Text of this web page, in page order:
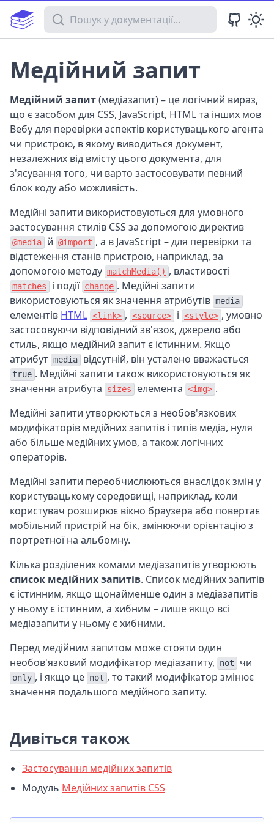
Пошук у документації
Медійний запит
Медійний запит(медіазапит) – це логічний вираз,
що є засобом для CSS, JavaScript, HTML та інших мов
Вебу для перевірки аспектів користувацького агента
чи пристрою, в якому виводиться документ,
незалежних від вмісту цього документа, для
з'ясування того, чи варто застосовувати певний
блок коду або можливість.
Медійні запити використовуються для умовного
застосування стилів CSS за допомогою директив
@media й @import , а в JavaScript – для перевірки та
відстеження станів пристрою, наприклад, за
допомогою методу matchMedia() , властивості
matches і події change . Медійні запити
використовуються як значення атрибутів media
елементів HTML <link> , <source> і <style> , умовно
застосовуючи відповідний зв'язок, джерело або
стиль, якщо медійний запит є істинним. Якщо
атрибут media відсутній, він усталено вважається
true . Медійні запити також використовуються як
значення атрибута
sizes елемента <img> .
Медійні запити утворюються з необов'язкових
модифікаторів медійних запитів і типів медіа, нуля
або більше медійних умов, а також логічних
операторів.
Медійні запити переобчислюються внаслідок змін у
користувацькому середовищі, наприклад, коли
користувач розширює вікно браузера або повертає
мобільний пристрій на бік, змінюючи орієнтацію з
портретної на альбомну.
Кілька розділених комами медіазапитів утворюють
список медійних запитів. Список медійних запитів
є істинним, якщо щонайменше один з медіазапитів
у ньому є істинним, а хибним – лише якщо всі
медіазапити у ньому є хибними.
Перед медійним запитом може стояти один
необов'язковий модифікатор медіазапиту,
not чи
only , і якщо це not , то такий модифікатор змінює
значення подальшого медійного запиту.
Дивіться також
Застосування медійних запитів
Модуль Медійних запитів CSS